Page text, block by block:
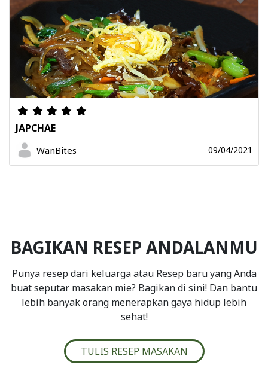
JAPCHAE
WanBites 09/04/2021
BAGIKAN RESEP ANDALANMU
Punya resep dari keluarga atau Resep baru yang Anda
buat seputar masakan mie? Bagikan di sini! Dan bantu
lebih banyak orang menerapkan gaya hidup lebih
sehat!
TULIS RESEP MASAKAN